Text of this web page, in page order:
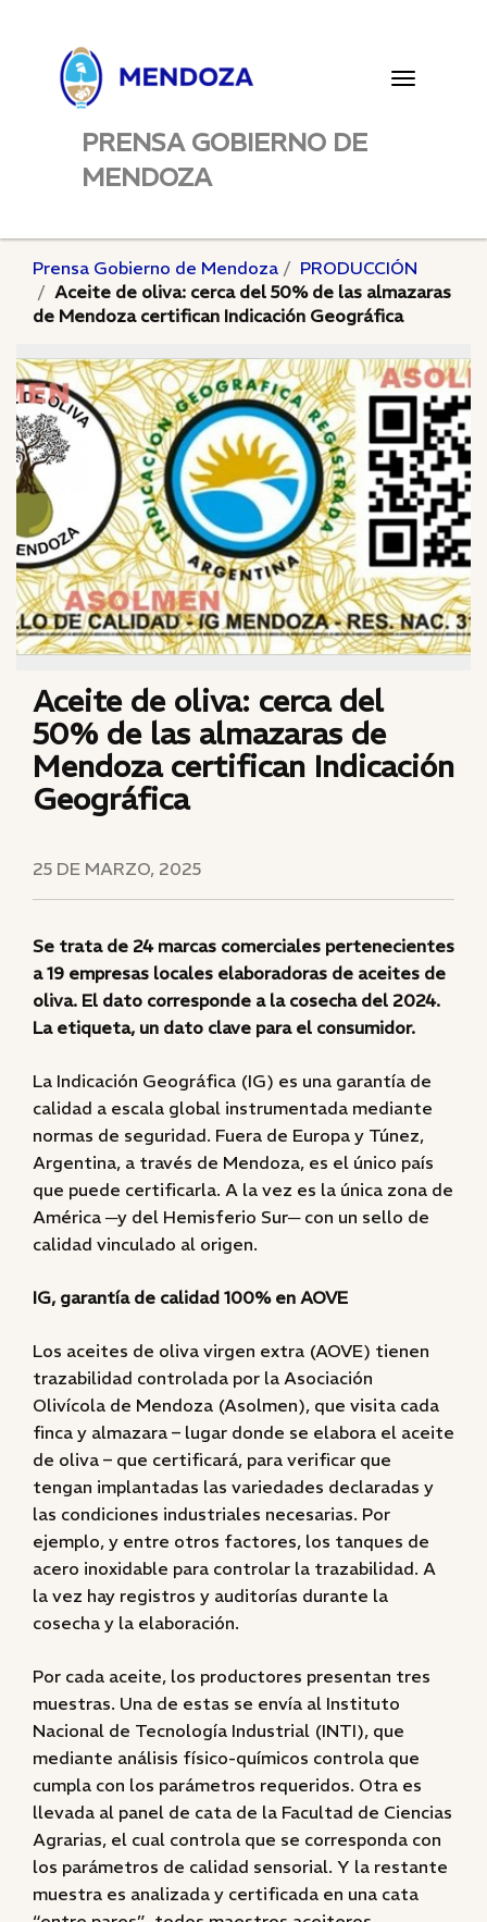
Toggle
PRENSA GOBIERNO DE
MENDOZA
Prensa Gobierno de Mendoza
PRODUCCIÓN
Aceite de oliva: cerca del 50% de las almazaras
de Mendoza certifican Indicación Geográfica
Aceite de oliva: cerca del
50% de las almazaras de
Mendoza certifican Indicación
Geográfica
25 DE MARZO, 2025
Se trata de 24 marcas comerciales pertenecientes
a 19 empresas locales elaboradoras de aceites de
oliva. El dato corresponde a la cosecha del 2024.
La etiqueta, un dato clave para el consumidor.
La Indicación Geográfica (IG) es una garantía de
calidad a escala global instrumentada mediante
normas de seguridad. Fuera de Europa y Túnez,
Argentina, a través de Mendoza, es el único país
que puede certificarla. A la vez es la única zona de
América ─y del Hemisferio Sur─ con un sello de
calidad vinculado al origen.
IG, garantía de calidad 100% en AOVE
Los aceites de oliva virgen extra (AOVE) tienen
trazabilidad controlada por la Asociación
Olivícola de Mendoza (Asolmen), que visita cada
finca y almazara – lugar donde se elabora el aceite
de oliva – que certificará, para verificar que
tengan implantadas las variedades declaradas y
las condiciones industriales necesarias. Por
ejemplo, y entre otros factores, los tanques de
acero inoxidable para controlar la trazabilidad. A
la vez hay registros y auditorías durante la
cosecha y la elaboración.
Por cada aceite, los productores presentan tres
muestras. Una de estas se envía al Instituto
Nacional de Tecnología Industrial (INTI), que
mediante análisis físico-químicos controla que
cumpla con los parámetros requeridos. Otra es
llevada al panel de cata de la Facultad de Ciencias
Agrarias, el cual controla que se corresponda con
los parámetros de calidad sensorial. Y la restante
muestra es analizada y certificada en una cata